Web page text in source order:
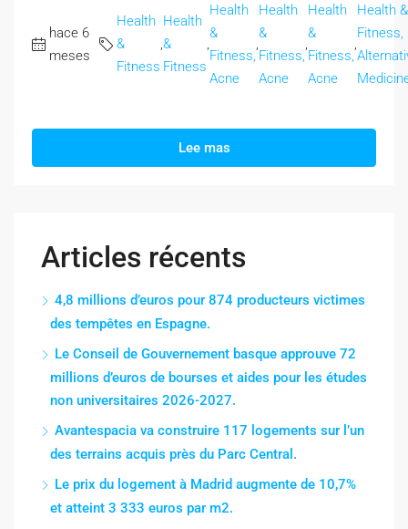
hace 6
meses
Health
&
Fitness
,
Health
&
Fitness
,
Health
&
Fitness,
Acne
,
Health
&
Fitness,
Acne
,
Health
&
Fitness,
Acne
,
Health &
Fitness,
Lee mas
Articles récents
4,8 millions d’euros pour 874 producteurs victimes
des tempêtes en Espagne.
Le Conseil de Gouvernement basque approuve 72
millions d’euros de bourses et aides pour les études
non universitaires 2026-2027.
Avantespacia va construire 117 logements sur l’un
des terrains acquis près du Parc Central.
Le prix du logement à Madrid augmente de 10,7%
et atteint 3 333 euros par m2.